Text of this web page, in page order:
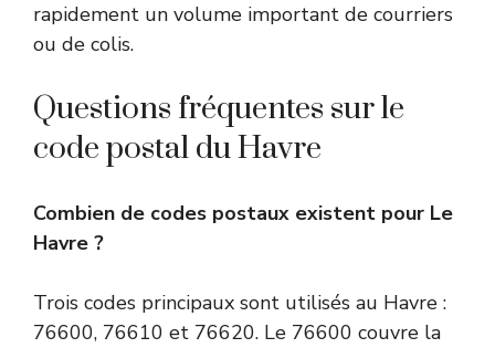
rapidement un volume important de courriers
ou de colis.
Questions fréquentes sur le
code postal du Havre
Combien de codes postaux existent pour Le
Havre ?
Trois codes principaux sont utilisés au Havre :
76600, 76610 et 76620. Le 76600 couvre la